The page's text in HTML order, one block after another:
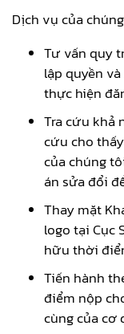
Dịch vụ của
Tư vấn quy
lập quyền
thực hiện
Tra cứu khả
cứu cho
của chúng
án sửa đổi
Thay mặt
logo tại Cục
hữu thời
Tiến hành
điểm nộp
cùng của cơ